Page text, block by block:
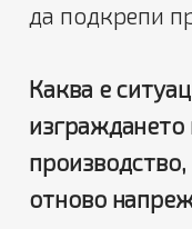
да подкрепи
Каква е
изграждането
отново